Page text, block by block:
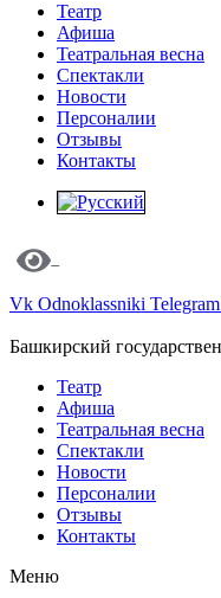
Театр
Афиша
Театральная весна
Спектакли
Новости
Персоналии
Отзывы
Контакты
Vk Odnoklassniki Telegram
Башкирский
Театр
Афиша
Театральная весна
Спектакли
Новости
Персоналии
Отзывы
Контакты
Меню